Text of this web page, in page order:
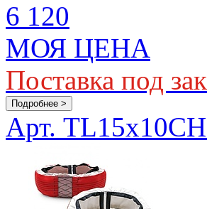
6 120
МОЯ ЦЕНА
Поставка под
Подробнее >
Арт.